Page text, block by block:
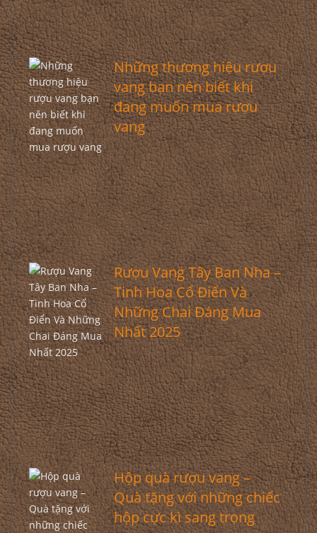
Những thương hiệu rượu
vang bạn nên biết khi
đang muốn mua rượu
vang
Rượu Vang Tây Ban Nha –
Tinh Hoa Cổ Điển Và
Những Chai Đáng Mua
Nhất 2025
Hộp quà rượu vang –
Quà tặng với những chiếc
hộp cực kì sang trọng